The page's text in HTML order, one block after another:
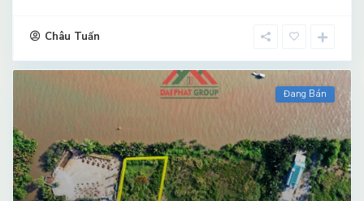
Châu Tuấn
Đang Bán